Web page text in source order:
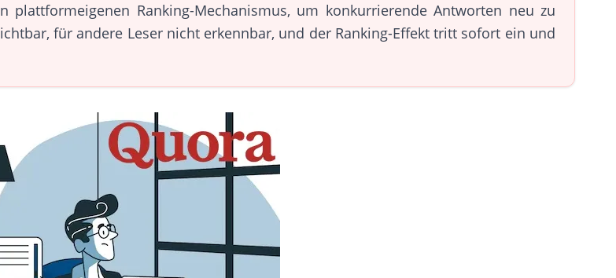
plattformeigenen Ranking-Mechanismus, um konkurrierende Antworten neu zu
für andere Leser nicht erkennbar, und der Ranking-Effekt tritt sofort ein und